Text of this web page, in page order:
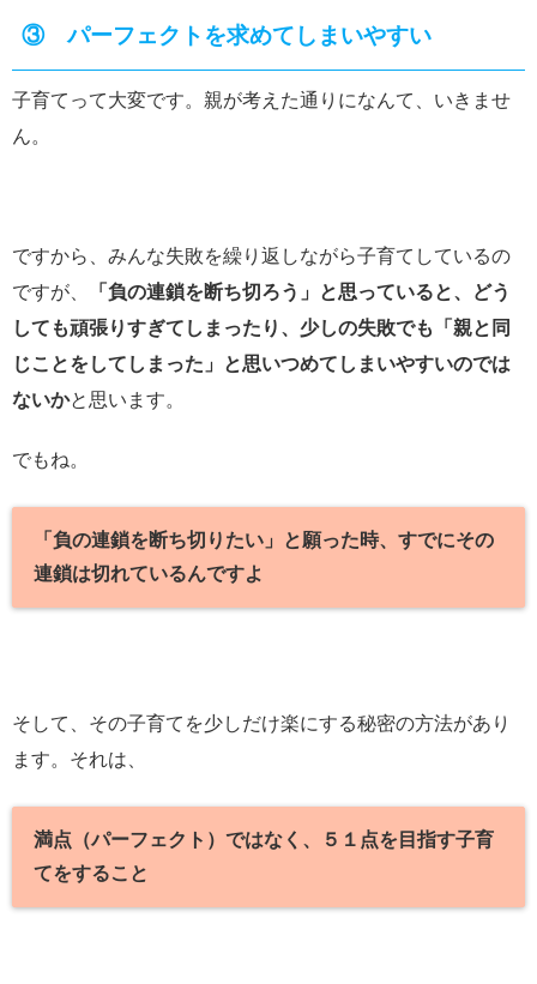
③ パーフェクトを求めてしまいやすい
子育てって大変です。親が考えた通りになんて、いきませ
ん。
ですから、みんな失敗を繰り返しながら子育てしているの
ですが、
「負の連鎖を断ち切ろう」と思っていると、どう
しても頑張りすぎてしまったり、少しの失敗でも「親と同
じことをしてしまった」と思いつめてしまいやすいのでは
ないかと思います。
でもね。
「負の連鎖を断ち切りたい」と願った時、すでにその
連鎖は切れているんですよ
そして、その子育てを少しだけ楽にする秘密の方法があり
ます。それは、
満点（パーフェクト）ではなく、５１点を目指す子育
てをすること